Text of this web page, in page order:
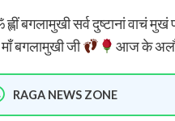
बगलामुखी सर्व दुष्टानां वाचं मुखं
बगलामुखी जी
आज के
RAGA NEWS ZONE